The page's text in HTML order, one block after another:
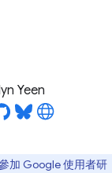
Yeen
加 Google 使用者研